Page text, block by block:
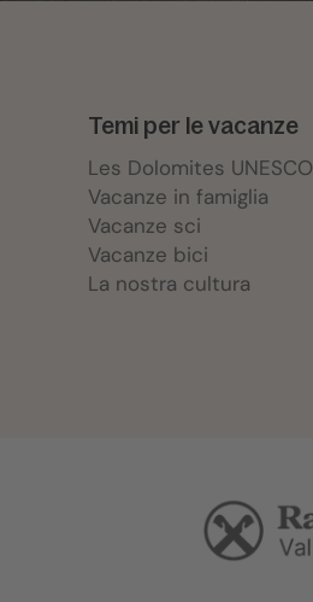
Temi per le vacanze
Les Dolomites UNESCO
Vacanze in famiglia
Vacanze sci
Vacanze bici
La nostra cultura